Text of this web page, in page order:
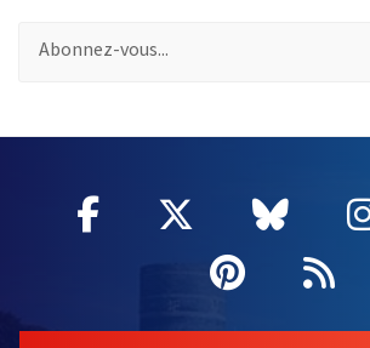
Facebook
, Ouvre une
Twitter
, Ouvre
,
Pinterest
, Ouvre